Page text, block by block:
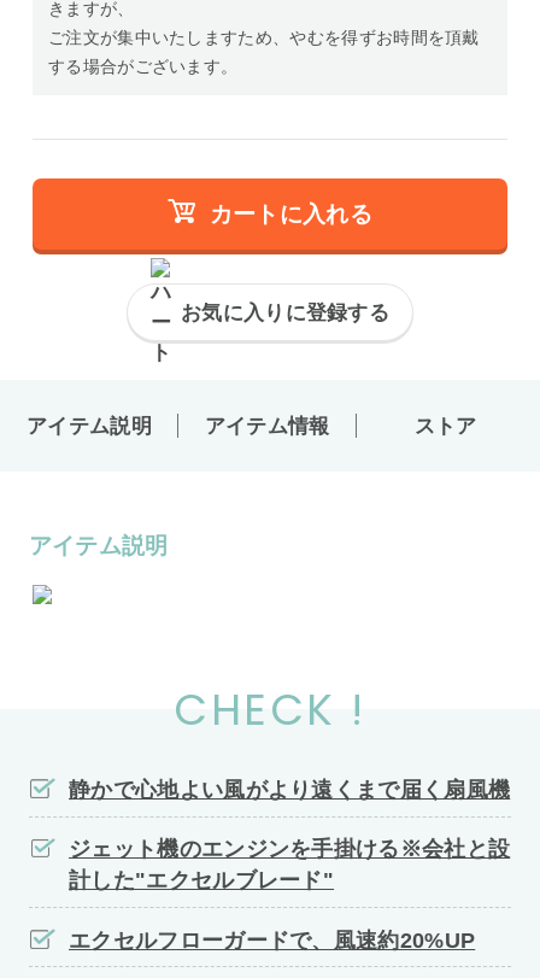
きますが、
ご注文が集中いたしますため、やむを得ずお時間を頂戴
する場合がございます。
カートに入れる
お気に入りに登録する
アイテム説明 アイテム情報 ストア
アイテム説明
CHECK !
静かで心地よい風がより遠くまで届く扇風機
ジェット機のエンジンを手掛ける※会社と設
計した"エクセルブレード"
エクセルフローガードで、風速約20%UP